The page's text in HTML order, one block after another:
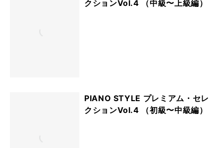
クションVol.4 （中級〜上級編）
PIANO STYLE プレミアム・セレ
クションVol.4 （初級〜中級編）